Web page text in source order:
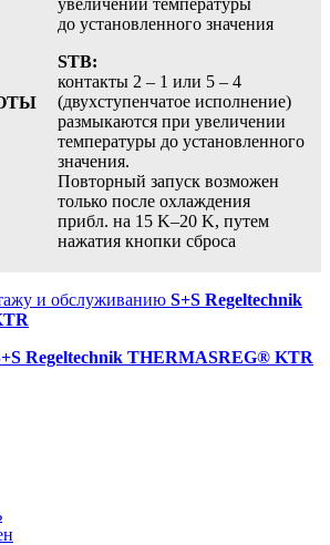
до установленного значения
STB:
контакты 2 – 1 или 5 – 4
(двухступенчатое исполнение)
размыкаются при увеличении
температуры до установленного
значения.
Повторный запуск возможен
только после охлаждения
прибл. на 15 K–20 K, путем
нажатия кнопки сброса
и обслуживанию S+S Regeltechnik
Regeltechnik THERMASREG® KTR